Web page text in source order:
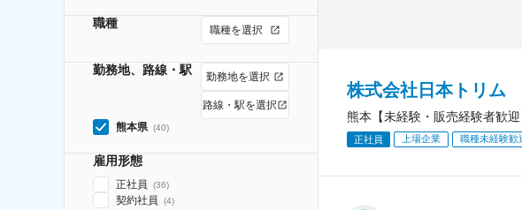
職種 職種を選択
勤務地、路線・駅 勤務地を選択
路線・駅を選択
熊本県 (40)
雇用形態
正社員 (36)
契約社員 (4)
株式会社日本トリム
熊本【未経験・販売経験者歓
正社員 上場企業 職種未経験歓